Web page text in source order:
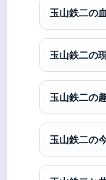
玉山鉄二の
玉山鉄二の
玉山鉄二の
玉山鉄二の